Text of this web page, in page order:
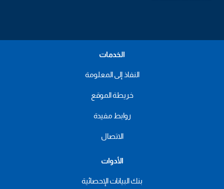
الخدمات
النفاذ إلى المعلومة
خريطة الموقع
روابط مفيدة
الاتصال
الأدوات
بنك البيانات الإحصائية